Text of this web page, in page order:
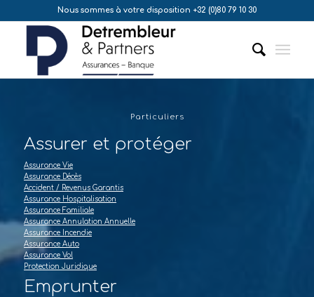
Nous sommes à votre disposition +32 (0)80 79 10 30
Particuliers
Assurer et protéger
Assurance Vie
Assurance Décès
Accident / Revenus Garantis
Assurance Hospitalisation
Assurance Familiale
Assurance Annulation Annuelle
Assurance Incendie
Assurance Auto
Assurance Vol
Protection Juridique
Emprunter